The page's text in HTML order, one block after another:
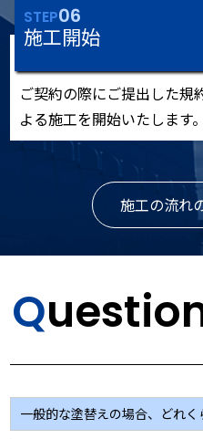
STEP06
施工開始
ご契約の際にご提出した規
よる施工を開始いたします。
施工の流れ
一般的な塗替えの場合、どれ